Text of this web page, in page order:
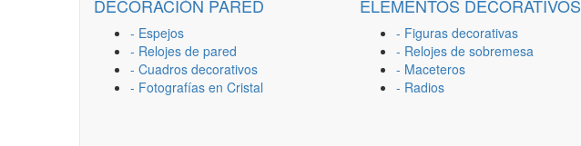
DECORACIÓN PARED
- Espejos
- Relojes de pared
- Cuadros decorativos
- Fotografías en Cristal
ELEMENTOS DECORATIVOS
- Figuras decorativas
- Relojes de sobremesa
- Maceteros
- Radios